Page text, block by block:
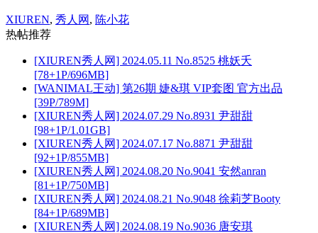
XIUREN, 秀人网 , 陈小花
热帖推荐
[XIUREN秀人网] 2024.05.11 No.8525 桃妖夭
[78+1P/696MB]
[WANIMAL王动] 第26期 婕&琪 VIP套图 官方出品
[39P/789M]
[XIUREN秀人网] 2024.07.29 No.8931 尹甜甜
[98+1P/1.01GB]
[XIUREN秀人网] 2024.07.17 No.8871 尹甜甜
[92+1P/855MB]
[XIUREN秀人网] 2024.08.20 No.9041 安然anran
[81+1P/750MB]
[XIUREN秀人网] 2024.08.21 No.9048 徐莉芝Booty
[84+1P/689MB]
[XIUREN秀人网] 2024.08.19 No.9036 唐安琪